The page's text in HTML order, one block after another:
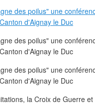
la Croix de Guerre